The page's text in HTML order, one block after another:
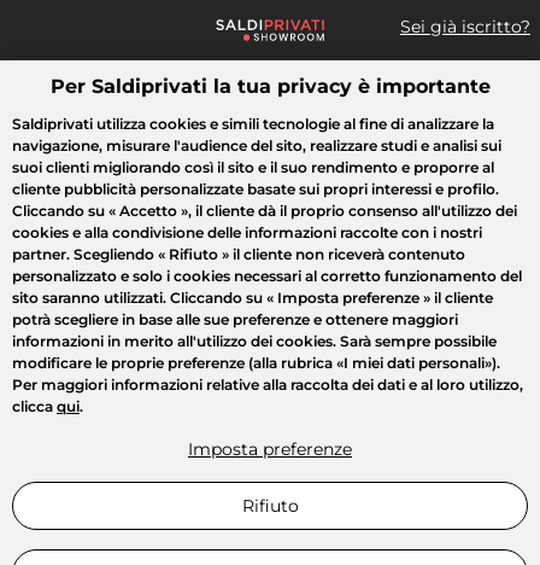
Sei già iscritto?
Cosa cerchi?
Tutte le vendite Moda Casa Bellezza Elettrodomestici
Per Saldiprivati la tua privacy è importante
Saldiprivati utilizza cookies e simili tecnologie al fine di analizzare la
navigazione, misurare l'audience del sito, realizzare studi e analisi sui
suoi clienti migliorando così il sito e il suo rendimento e proporre al
cliente pubblicità personalizzate basate sui propri interessi e profilo.
Cliccando su « Accetto », il cliente dà il proprio consenso all'utilizzo dei
cookies e alla condivisione delle informazioni raccolte con i nostri
partner. Scegliendo « Rifiuto » il cliente non riceverà contenuto
personalizzato e solo i cookies necessari al corretto funzionamento del
sito saranno utilizzati. Cliccando su « Imposta preferenze » il cliente
potrà scegliere in base alle sue preferenze e ottenere maggiori
informazioni in merito all'utilizzo dei cookies. Sarà sempre possibile
modificare le proprie preferenze (alla rubrica «I miei dati personali»).
Per maggiori informazioni relative alla raccolta dei dati e al loro utilizzo,
clicca qui.
Imposta preferenze
Rifiuto